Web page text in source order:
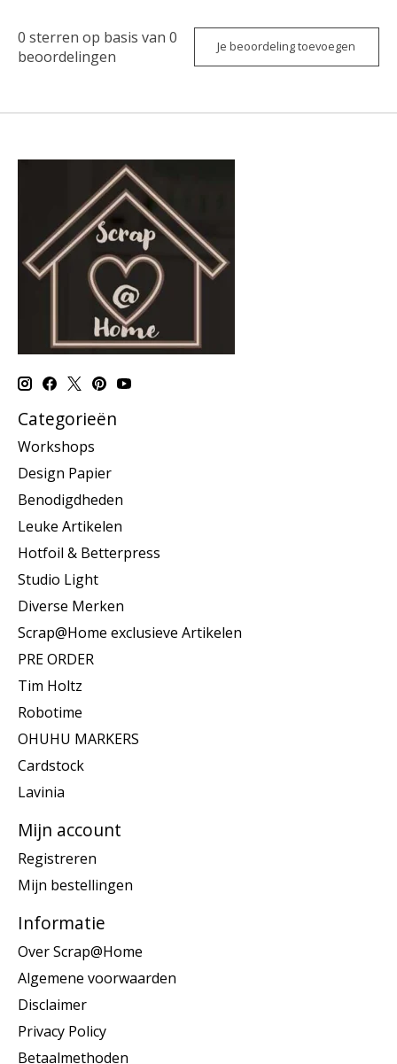
0 sterren op basis van 0
beoordelingen
Je beoordeling toevoegen
Categorieën
Workshops
Design Papier
Benodigdheden
Leuke Artikelen
Hotfoil & Betterpress
Studio Light
Diverse Merken
Scrap@Home exclusieve Artikelen
PRE ORDER
Tim Holtz
Robotime
OHUHU MARKERS
Cardstock
Lavinia
Mijn account
Registreren
Mijn bestellingen
Informatie
Over Scrap@Home
Algemene voorwaarden
Disclaimer
Privacy Policy
Betaalmethoden